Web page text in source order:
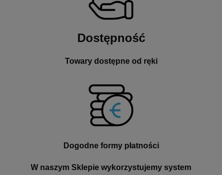
Dostępność
Towary dostępne od ręki
Dogodne formy płatności
W naszym Sklepie wykorzystujemy system